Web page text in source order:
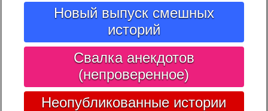
Новый выпуск смешных
историй
Свалка анекдотов
(непроверенное)
Неопубликованные истории